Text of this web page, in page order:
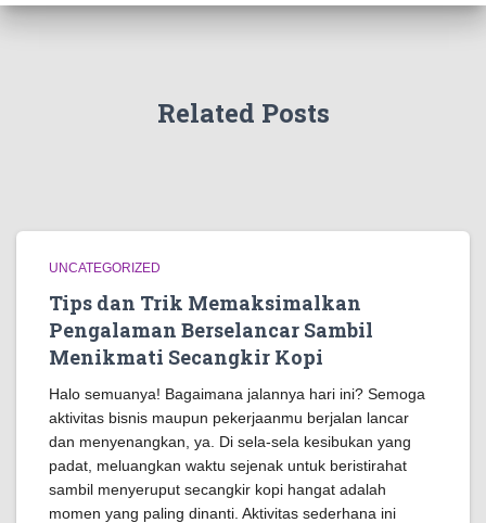
Related Posts
UNCATEGORIZED
Tips dan Trik Memaksimalkan
Pengalaman Berselancar Sambil
Menikmati Secangkir Kopi
Halo semuanya! Bagaimana jalannya hari ini? Semoga
aktivitas bisnis maupun pekerjaanmu berjalan lancar
dan menyenangkan, ya. Di sela-sela kesibukan yang
padat, meluangkan waktu sejenak untuk beristirahat
sambil menyeruput secangkir kopi hangat adalah
momen yang paling dinanti. Aktivitas sederhana ini